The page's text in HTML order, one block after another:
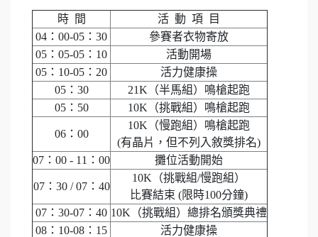
時 間
活 動 項 目
04：00-05：30
參賽者衣物寄放
05：05-05：10
活動開場
05：10-05：20
活力健康操
05：30
21K（半馬組）鳴槍起跑
05：50
10K（挑戰組）鳴槍起跑
06：00
10K（慢跑組）鳴槍起跑
(有晶片，但不列入敘獎排名)
07：00 - 11：00
攤位活動開始
07：30 / 07：40
10K（挑戰組/慢跑組）
比賽結束 (限時100分鐘)
07：30-07：40 10K（挑戰組）總排名頒獎典禮
08：10-08：15
活力健康操